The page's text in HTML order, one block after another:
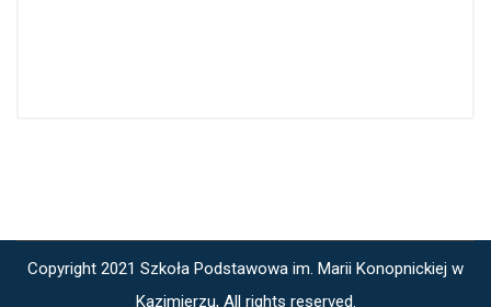
Copyright 2021 Szkoła Podstawowa im. Marii Konopnickiej w
Kazimierzu, All rights reserved.